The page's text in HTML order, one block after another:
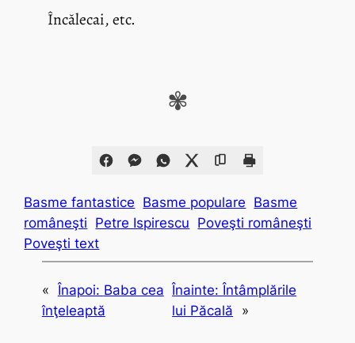
Încălecai, etc.
✾
Basme fantastice Basme populare Basme
româneşti Petre Ispirescu Poveşti româneşti
Poveşti text
« Înapoi: Baba cea
înţeleaptă
Înainte: Întâmplările
lui Păcală
»